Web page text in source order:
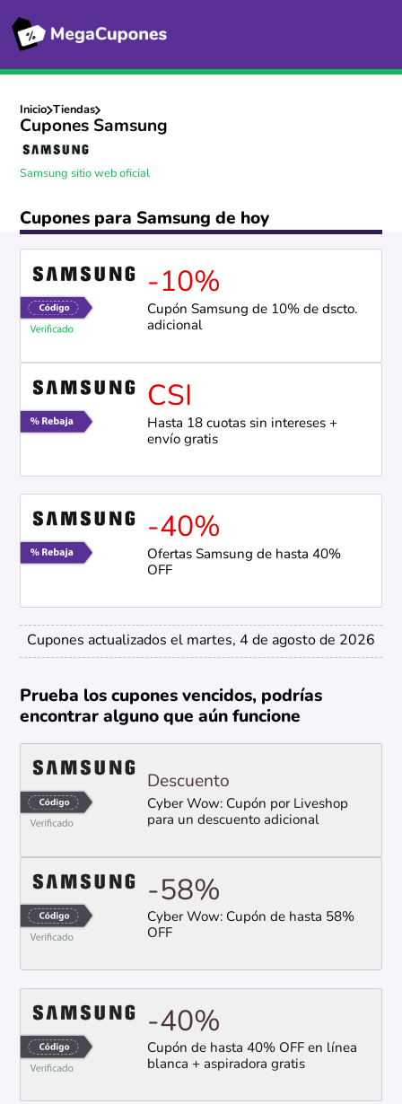
Inicio Tiendas
Cupones Samsung
Samsung sitio web oficial
Cupones para Samsung de hoy
-10%
Cupón Samsung de 10% de dscto.
adicional
CSI
Hasta 18 cuotas sin intereses +
envío gratis
-40%
Ofertas Samsung de hasta 40%
OFF
Cupones actualizados el martes, 4 de agosto de 2026
Prueba los cupones vencidos, podrías
encontrar alguno que aún funcione
Descuento
Cyber Wow: Cupón por Liveshop
para un descuento adicional
-58%
Cyber Wow: Cupón de hasta 58%
OFF
-40%
Cupón de hasta 40% OFF en línea
blanca + aspiradora gratis